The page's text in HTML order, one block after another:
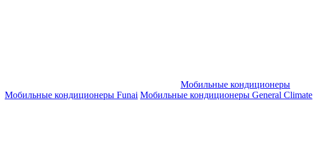
Мобильные кондиционеры
Мобильные кондиционеры Funai Мобильные кондиционеры General Climate